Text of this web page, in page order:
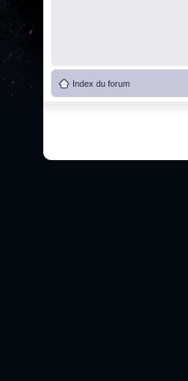
Index du forum